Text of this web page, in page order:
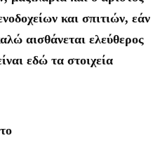
και σπιτιών, εάν
αισθάνεται ελεύθερος
εδώ τα στοιχεία